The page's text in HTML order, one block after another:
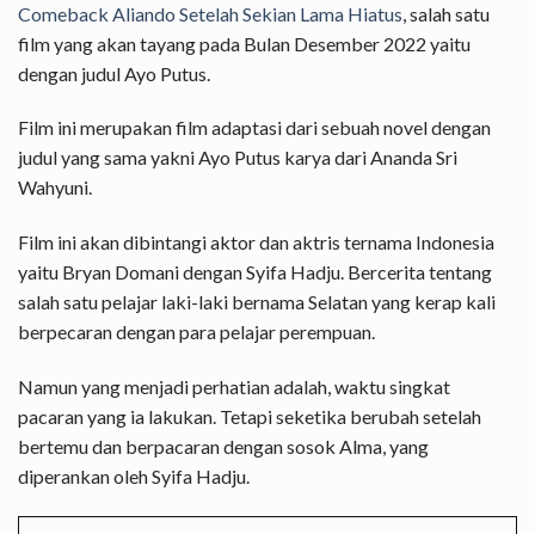
Comeback Aliando Setelah Sekian Lama Hiatus , salah satu
film yang akan tayang pada Bulan Desember 2022 yaitu
dengan judul Ayo Putus.
Film ini merupakan film adaptasi dari sebuah novel dengan
judul yang sama yakni Ayo Putus karya dari Ananda Sri
Wahyuni.
Film ini akan dibintangi aktor dan aktris ternama Indonesia
yaitu Bryan Domani dengan Syifa Hadju. Bercerita tentang
salah satu pelajar laki-laki bernama Selatan yang kerap kali
berpecaran dengan para pelajar perempuan.
Namun yang menjadi perhatian adalah, waktu singkat
pacaran yang ia lakukan. Tetapi seketika berubah setelah
bertemu dan berpacaran dengan sosok Alma, yang
diperankan oleh Syifa Hadju.